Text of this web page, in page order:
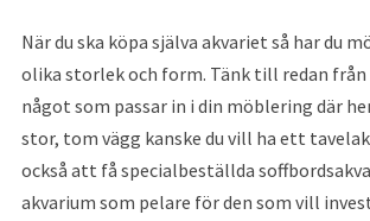
När du ska köpa själva akvariet så har du
olika storlek och form. Tänk till redan från
något som passar in i din möblering där
stor, tom vägg kanske du vill ha ett
också att få specialbeställda
akvarium som pelare för den som vill